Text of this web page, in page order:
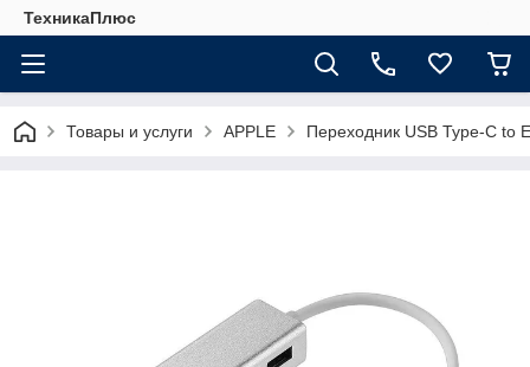
ТехникаПлюс
Товары и услуги APPLE Переходник USB Type-C to